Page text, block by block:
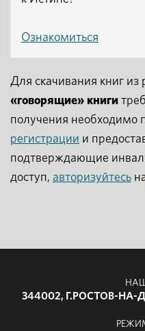
Ознакомиться
Для скачивания книг из
«говорящие» книги
получения необходимо
регистрации и
подтверждающие
доступ, авторизуйтесь
344002, Г.РОСТОВ-НА-